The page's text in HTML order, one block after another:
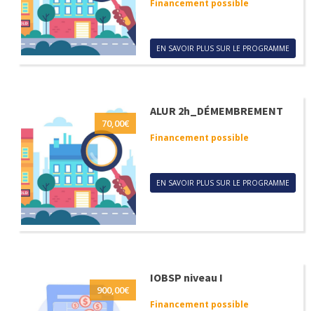
Financement possible
EN SAVOIR PLUS SUR LE PROGRAMME
70,00€
ALUR 2h_DÉMEMBREMENT
Financement possible
EN SAVOIR PLUS SUR LE PROGRAMME
900,00€
IOBSP niveau I
Financement possible